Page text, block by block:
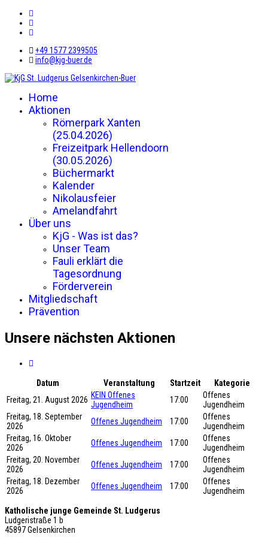
+49 1577 2399505
info@kjg-buer.de
Home
Aktionen
Römerpark Xanten
(25.04.2026)
Freizeitpark Hellendoorn
(30.05.2026)
Büchermarkt
Kalender
Nikolausfeier
Amelandfahrt
Über uns
KjG - Was ist das?
Unser Team
Fauli erklärt die
Tagesordnung
Förderverein
Mitgliedschaft
Prävention
Unsere nächsten Aktionen
Datum Veranstaltung Startzeit
Kategorie
Freitag, 21. August 2026 KEIN Offenes
Jugendheim
17:00
Offenes
Jugendheim
Freitag, 18. September
2026
Offenes Jugendheim 17:00
Offenes
Jugendheim
Freitag, 16. Oktober
2026
Offenes Jugendheim 17:00
Offenes
Jugendheim
Freitag, 20. November
2026
Offenes Jugendheim 17:00
Offenes
Jugendheim
Freitag, 18. Dezember
2026
Offenes Jugendheim 17:00
Offenes
Jugendheim
Katholische junge Gemeinde St. Ludgerus
Ludgeristraße 1 b
45897 Gelsenkirchen